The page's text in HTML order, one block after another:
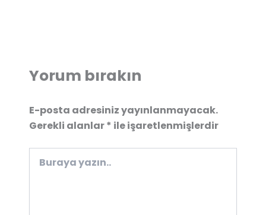
Yorum bırakın
E-posta adresiniz yayınlanmayacak.
Gerekli alanlar* ile işaretlenmişlerdir
yazın..